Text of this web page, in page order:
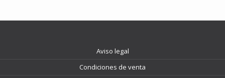
Aviso legal
Condiciones de venta